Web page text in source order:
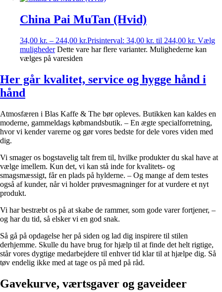
China Pai MuTan (Hvid)
34,00 kr. – 244,00 kr.Prisinterval: 34,00 kr. til 244,00 kr. Vælg
muligheder Dette vare har flere varianter. Mulighederne kan
vælges på varesiden
Her går kvalitet, service og hygge hånd i
hånd
Atmosfæren i Blas Kaffe & The bør opleves. Butikken kan kaldes en
moderne, gammeldags købmandsbutik. – En ægte specialforretning,
hvor vi kender varerne og gør vores bedste for dele vores viden med
dig.
Vi smager os bogstavelig talt frem til, hvilke produkter du skal have at
vælge imellem. Kun det, vi kan stå inde for kvalitets- og
smagsmæssigt, får en plads på hylderne. – Og mange af dem testes
også af kunder, når vi holder prøvesmagninger for at vurdere et nyt
produkt.
Vi har bestræbt os på at skabe de rammer, som gode varer fortjener, –
og har du tid, så elsker vi en god snak.
Så gå på opdagelse her på siden og lad dig inspirere til stilen
derhjemme. Skulle du have brug for hjælp til at finde det helt rigtige,
står vores dygtige medarbejdere til enhver tid klar til at hjælpe dig. Så
tøv endelig ikke med at tage os på med på råd.
Gavekurve, værtsgaver og gaveideer